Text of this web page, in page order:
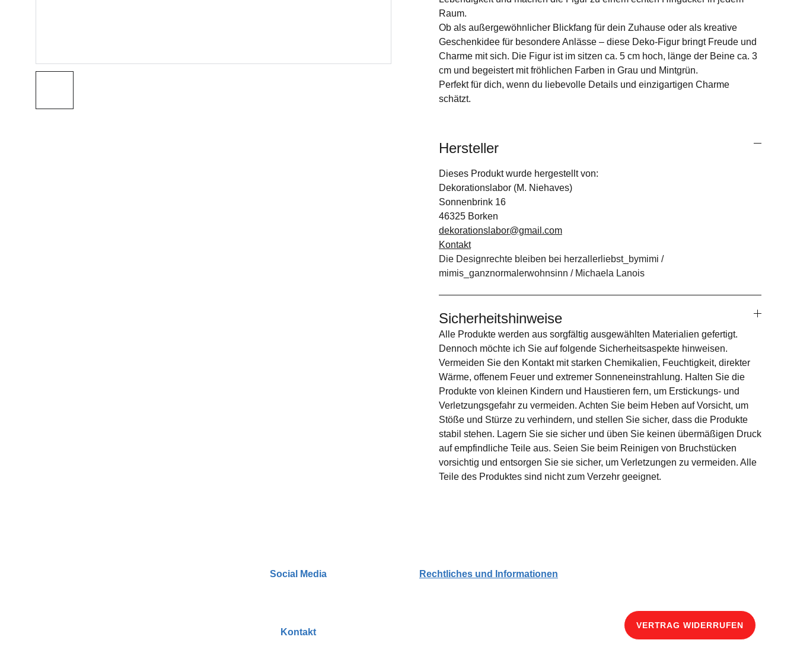
Raum.
Ob als außergewöhnlicher Blickfang für dein Zuhause oder als kreative
Geschenkidee für besondere Anlässe – diese Deko-Figur bringt Freude und
Charme mit sich. Die Figur ist im sitzen ca. 5 cm hoch, länge der Beine ca. 3
cm und begeistert mit fröhlichen Farben in Grau und Mintgrün.
Perfekt für dich, wenn du liebevolle Details und einzigartigen Charme
schätzt.
Hersteller
Dieses Produkt wurde hergestellt von:
Dekorationslabor (M. Niehaves)
Sonnenbrink 16
46325 Borken
dekorationslabor@gmail.com
Kontakt
Die Designrechte bleiben bei herzallerliebst_bymimi /
mimis_ganznormalerwohnsinn / Michaela Lanois
Sicherheitshinweise
Alle Produkte werden aus sorgfältig ausgewählten Materialien gefertigt.
Dennoch möchte ich Sie auf folgende Sicherheitsaspekte hinweisen.
Vermeiden Sie den Kontakt mit starken Chemikalien, Feuchtigkeit, direkter
Wärme, offenem Feuer und extremer Sonneneinstrahlung. Halten Sie die
Produkte von kleinen Kindern und Haustieren fern, um Erstickungs- und
Verletzungsgefahr zu vermeiden. Achten Sie beim Heben auf Vorsicht, um
Stöße und Stürze zu verhindern, und stellen Sie sicher, dass die Produkte
stabil stehen. Lagern Sie sie sicher und üben Sie keinen übermäßigen Druck
auf empfindliche Teile aus. Seien Sie beim Reinigen von Bruchstücken
vorsichtig und entsorgen Sie sie sicher, um Verletzungen zu vermeiden. Alle
Teile des Produktes sind nicht zum Verzehr geeignet.
Rechtliches und Informationen
Kontakt
Social Media
VERTRAG WIDERRUFEN